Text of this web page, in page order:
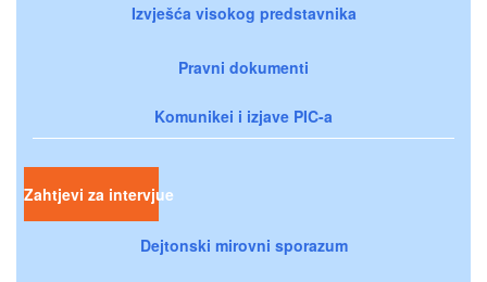
Izvješća visokog predstavnika
Pravni dokumenti
Komunikei i izjave PIC-a
Zahtjevi za intervjue
Dejtonski mirovni sporazum